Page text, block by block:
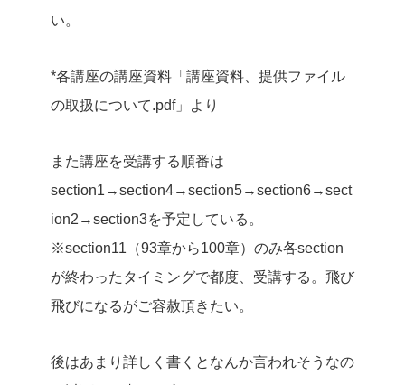
い。
*各講座の講座資料「講座資料、提供ファイル
の取扱について.pdf」より
また講座を受講する順番は
section1→section4→section5→section6→sect
ion2→section3を予定している。
※section11（93章から100章）のみ各section
が終わったタイミングで都度、受講する。飛び
飛びになるがご容赦頂きたい。
後はあまり詳しく書くとなんか言われそうなの